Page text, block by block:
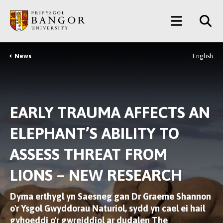
Prif
Gynnwys
Main
Menu
Breadcrumb
News English
EARLY TRAUMA AFFECTS AN
ELEPHANT’S ABILITY TO
ASSESS THREAT FROM
LIONS – NEW RESEARCH
Dyma erthygl yn Saesneg gan Dr Graeme Shannon
o'r Ysgol Gwyddorau Naturiol, sydd yn cael ei hail
gyhoeddi o'r gwreiddiol ar dudalenThe